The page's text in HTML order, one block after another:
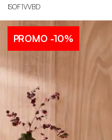
ISOF1VVBD
PROMO -10%